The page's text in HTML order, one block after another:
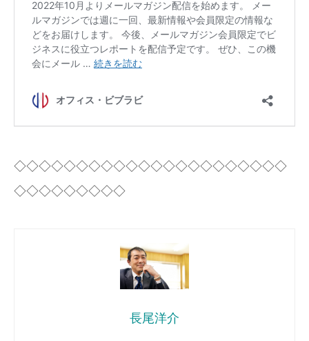
◇◇◇◇◇◇◇◇◇◇◇◇◇◇◇◇◇◇◇◇◇◇
◇◇◇◇◇◇◇◇◇
長尾洋介